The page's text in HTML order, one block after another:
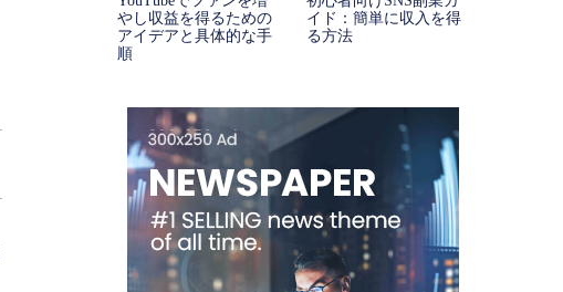
やし収益を得るための
アイデアと具体的な手
順
イド：簡単に収入を得
る方法